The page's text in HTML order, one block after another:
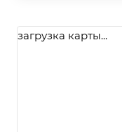
загрузка карты...